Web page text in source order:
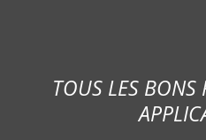
TOUS LES BONS